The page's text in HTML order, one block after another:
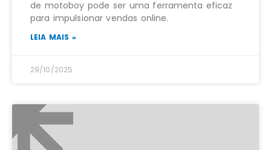
de motoboy pode ser uma ferramenta eficaz
para impulsionar vendas online.
LEIA MAIS »
29/10/2025